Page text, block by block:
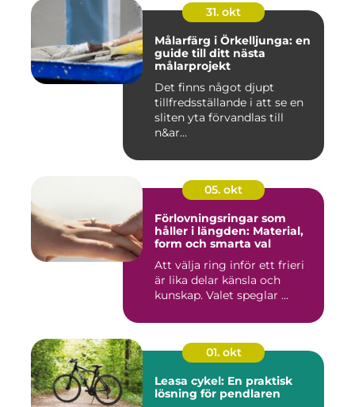
31. okt
Målarfärg i Örkelljunga: en
guide till ditt nästa
målarprojekt
Det finns något djupt
tillfredsställande i att se en
sliten yta förvandlas till
n&ar...
05. okt
Förlovningsringar som
håller i längden: Material,
form och smarta val
Att välja ring inför ett frieri
är lika delar känsla och
kunskap. Valet speglar ...
01. okt
Leasa cykel: En praktisk
lösning för pendlaren